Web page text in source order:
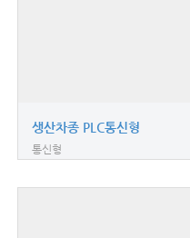
생산차종 PLC통신형
통신형